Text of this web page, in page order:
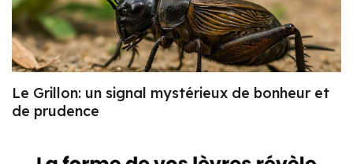
Le Grillon: un signal mystérieux de bonheur et
de prudence